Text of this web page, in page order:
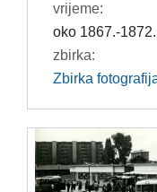
vrijeme:
oko 1867.-
zbirka:
Zbirka